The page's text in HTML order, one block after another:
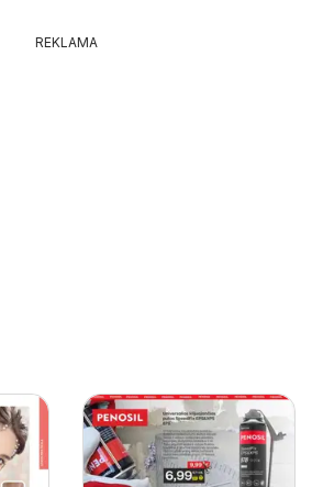
REKLAMA